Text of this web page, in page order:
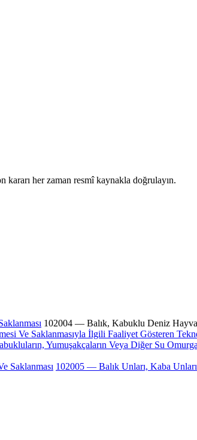
her zaman resmî kaynakla doğrulayın.
102004 — Balık, Kabuklu Deniz
Ve Saklanmasıyla İlgili Faaliyet Gösteren
Yumuşakçaların Veya Diğer Su
Saklanması 102005 — Balık Unları, Kaba